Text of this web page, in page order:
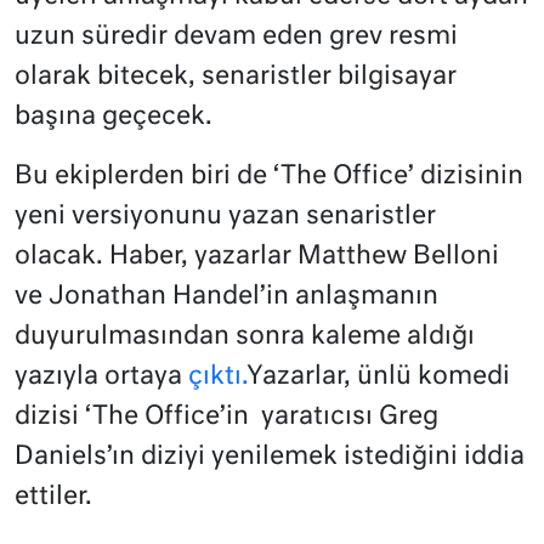
uzun süredir devam eden grev resmi
olarak bitecek, senaristler bilgisayar
başına geçecek.
Bu ekiplerden biri de ‘The Office’ dizisinin
yeni versiyonunu yazan senaristler
olacak. Haber, yazarlar Matthew Belloni
ve Jonathan Handel’in anlaşmanın
duyurulmasından sonra kaleme aldığı
yazıyla ortaya çıktı.Yazarlar, ünlü komedi
dizisi ‘The Office’in yaratıcısı Greg
Daniels’ın diziyi yenilemek istediğini iddia
ettiler.